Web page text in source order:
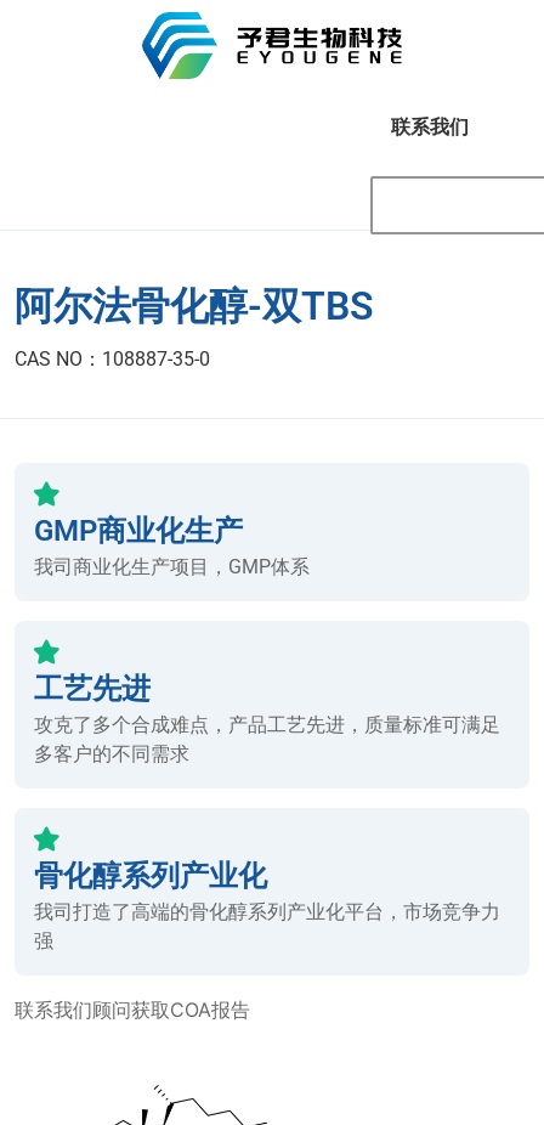
联系我们
阿尔法骨化醇-双TBS
CAS NO：108887-35-0
GMP商业化生产
我司商业化生产项目，GMP体系
工艺先进
攻克了多个合成难点，产品工艺先进，质量标准可满足
多客户的不同需求
骨化醇系列产业化
我司打造了高端的骨化醇系列产业化平台，市场竞争力
强
联系我们顾问获取COA报告